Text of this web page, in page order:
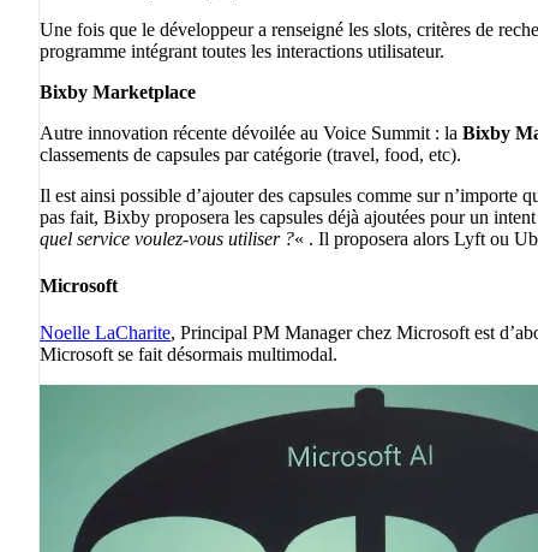
Une fois que le développeur a renseigné les slots, critères de
programme intégrant toutes les interactions utilisateur.
Bixby Marketplace
Autre innovation récente dévoilée au Voice Summit : la Bixby
classements de capsules par catégorie (travel, food, etc).
Il est ainsi possible d’ajouter des capsules comme sur n’importe
pas fait, Bixby proposera les capsules déjà ajoutées pour un
quel service voulez-vous utiliser ?« . Il proposera alors Lyft ou
Microsoft
Noelle LaCharite, Principal PM Manager chez Microsoft est
Microsoft se fait désormais multimodal.